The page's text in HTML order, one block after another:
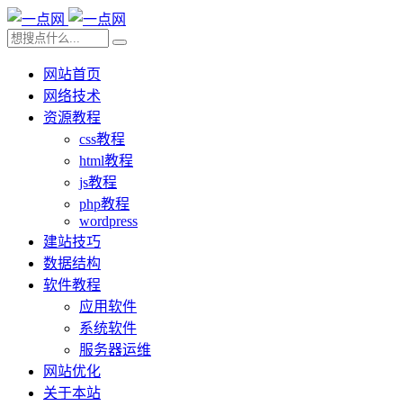
网站首页
网络技术
资源教程
css教程
html教程
js教程
php教程
wordpress
建站技巧
数据结构
软件教程
应用软件
系统软件
服务器运维
网站优化
关于本站